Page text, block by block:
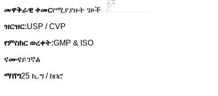
መዋቅራዊ ቀመርየሚያያዙት ገጾች
ዝርዝር:USP / CVP
የምስክር ወረቀት:GMP & ISO
ናሙናይገኛል
ማሸግ25 ኪ.ግ / ከበሮ